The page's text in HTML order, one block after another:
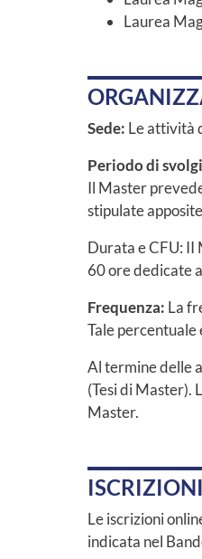
Laurea
Sede: Le attività
Periodo di
Il Master
stipulate
Durata e CFU: II
60 ore dedicate
Frequenza: La
Tale
Al termine delle
(Tesi di Master).
Master.
ISCRIZIONI
Le iscrizioni
indicata nel